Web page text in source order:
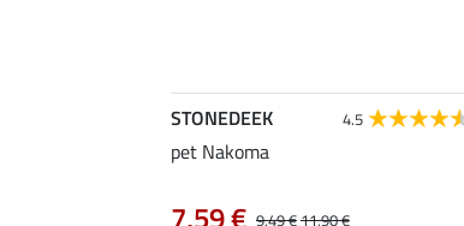
STONEDEEK 4.5
pet Nakoma
9,49 €11,90 €
7,59 €